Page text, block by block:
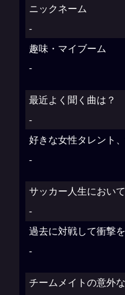
ニックネーム
-
趣味・マイブーム
-
最近よく聞く曲は？
-
好きな女性タレント
-
サッカー人生におい
-
過去に対戦して衝撃
-
チームメイトの意外